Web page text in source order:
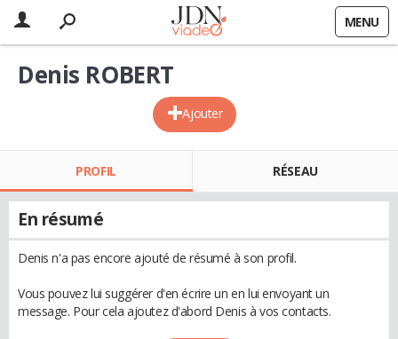
MENU
Ajouter
Denis ROBERT
PROFIL RÉSEAU
En résumé
Denis n'a pas encore ajouté de résumé à son profil.
Vous pouvez lui suggérer d'en écrire un en lui envoyant un
message. Pour cela ajoutez d'abord Denis à vos contacts.